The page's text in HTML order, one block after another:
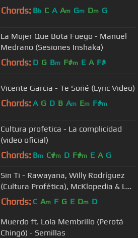
Chords: Bb C A Am Gm Dm G
La Mujer Que Bota Fuego - Manuel
Medrano (Sesiones Inshaka)
Chords: D G Bm F#m E A F#
Vicente Garcia - Te Soñé (Lyric Video)
Chords: A G D B Am Em F#m
Cultura profetica - La complicidad
(video oficial)
Chords: Bm C#m D F#m E A G
Sin Ti - Rawayana, Willy Rodríguez
(Cultura Profética), McKlopedia & La
Vida Bohème
Chords: C Am F G E Dm D
Muerdo ft. Lola Membrillo (Perotá
Chingó) - Semillas